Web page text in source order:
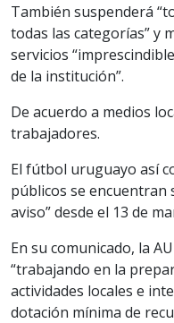
También suspenderá
todas las categorías” y
servicios
de la institución”.
De acuerdo a medios
trabajadores.
El fútbol uruguayo así
públicos se encuentran
aviso” desde el 13 de
En su comunicado, la
“trabajando en la
actividades locales e
dotación mínima de